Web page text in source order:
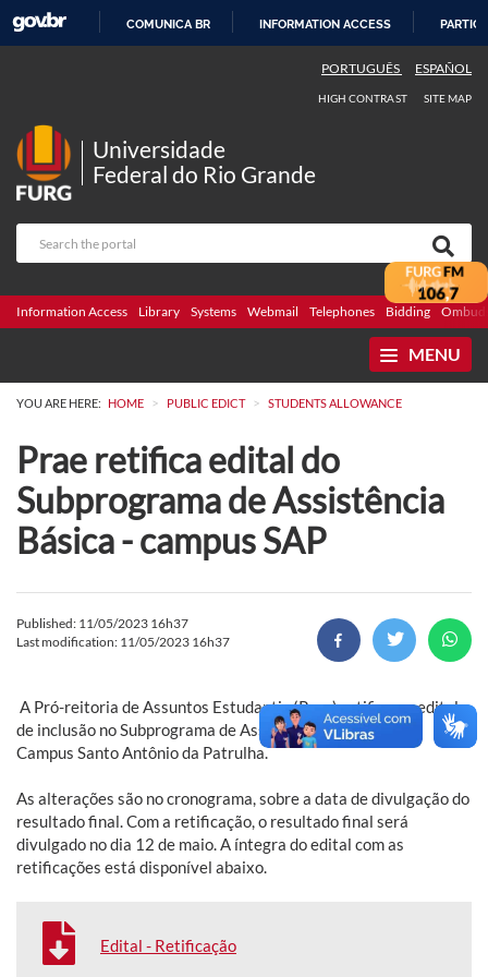
COMUNICA BR INFORMATION ACCESS
PORTUGUÊS ESPAÑOL
HIGH CONTRAST SITE MAP
Universidade
Federal do Rio Grande
Information Access Library Systems Webmail Telephones Bidding
MENU
YOU ARE HERE: HOME > PUBLIC EDICT > STUDENTS ALLOWANCE
Prae retifica edital do
Subprograma de Assistência
Básica - campus SAP
Published: 11/05/2023 16h37
Last modification: 11/05/2023 16h37
A Pró-reitoria de Assuntos Estudantis (Prae) retificou o edital
de inclusão no Subprograma de Assistência Básica para o
Campus Santo Antônio da Patrulha.
As alterações são no cronograma, sobre a data de divulgação do
resultado final. Com a retificação, o resultado final será
divulgado no dia 12 de maio. A íntegra do edital com as
retificações está disponível abaixo.
Edital - Retificação